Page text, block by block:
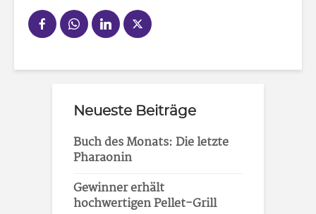
Neueste Beiträge
Buch des Monats: Die letzte
Pharaonin
Gewinner erhält
hochwertigen Pellet-Grill